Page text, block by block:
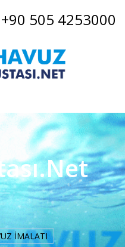
+90 505 4253000
İMALATI